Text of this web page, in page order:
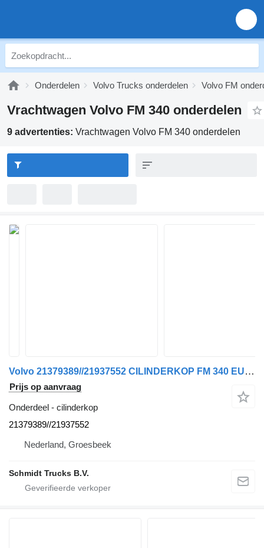
Onderdelen Volvo Trucks onderdelen Volvo FM
Vrachtwagen Volvo FM 340 onderdelen
9 advertenties: Vrachtwagen Volvo FM 340 onderdelen
Volvo 21379389//21937552 CILINDERKOP FM 340 EURO 6 voor vrachtwagen
Prijs op aanvraag
Onderdeel - cilinderkop
21379389//21937552
Nederland, Groesbeek
Schmidt Trucks B.V.